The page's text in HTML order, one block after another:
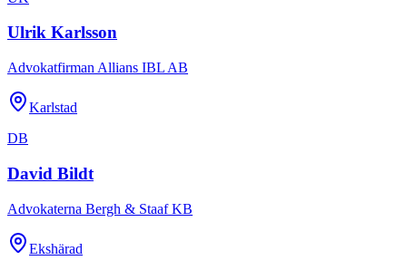
Ulrik Karlsson
Advokatfirman Allians IBL AB
Karlstad
DB
David Bildt
Advokaterna Bergh & Staaf KB
Ekshärad